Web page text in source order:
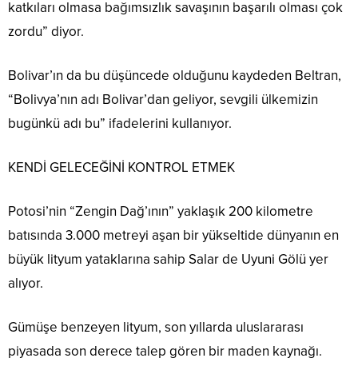
katkıları olmasa bağımsızlık savaşının başarılı olması çok
zordu” diyor.
Bolivar’ın da bu düşüncede olduğunu kaydeden Beltran,
“Bolivya’nın adı Bolivar’dan geliyor, sevgili ülkemizin
bugünkü adı bu” ifadelerini kullanıyor.
KENDİ GELECEĞİNİ KONTROL ETMEK
Potosi’nin “Zengin Dağ’ının” yaklaşık 200 kilometre
batısında 3.000 metreyi aşan bir yükseltide dünyanın en
büyük lityum yataklarına sahip Salar de Uyuni Gölü yer
alıyor.
Gümüşe benzeyen lityum, son yıllarda uluslararası
piyasada son derece talep gören bir maden kaynağı.